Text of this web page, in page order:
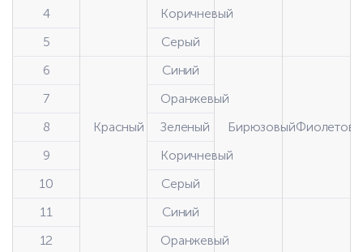
4
Коричневый
5
Серый
6
Красный
Синий
Бирюзовый
7
Оранжевый
8
Зеленый
9
Коричневый
10
Серый
11
Синий
12
Оранжевый